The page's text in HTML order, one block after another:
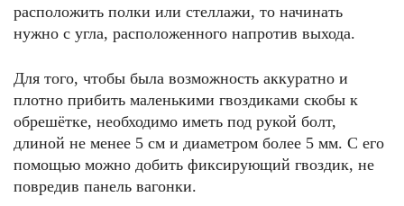
расположить полки или стеллажи, то начинать
нужно с угла, расположенного напротив выхода.
Для того, чтобы была возможность аккуратно и
плотно прибить маленькими гвоздиками скобы к
обрешётке, необходимо иметь под рукой болт,
длиной не менее 5 см и диаметром более 5 мм. С его
помощью можно добить фиксирующий гвоздик, не
повредив панель вагонки.